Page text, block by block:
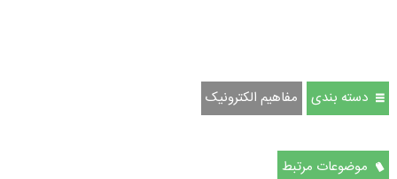
دسته بندی مفاهیم الکترونیک
موضوعات مرتبط